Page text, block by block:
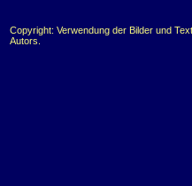
Copyright: Verwendung der Bilder und
Autors.